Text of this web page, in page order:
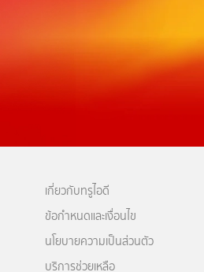
เกี่ยวกับทรูไอดี
ข้อกำหนดและเงื่อนไข
นโยบายความเป็นส่วนตัว
บริการช่วยเหลือ